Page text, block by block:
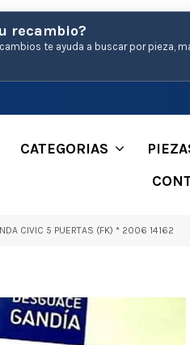
recambio?
te ayuda a buscar por pieza,
CATEGORIAS
CIVIC 5 PUERTAS (FK) * 2006 14162